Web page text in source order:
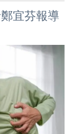
宜芬報導